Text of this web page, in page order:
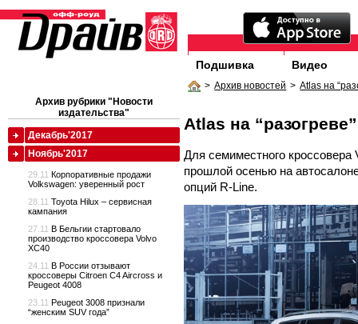
Подшивка Видео
> Архив новостей > Atlas на
Atlas на “разогреве”
Для семиместного кроссовера
прошлой осенью на
опций R-Line.
Архив рубрики "Новости
издательства"
Декабрь'2017
Ноябрь'2017
29.11 Корпоративные продажи
Volkswagen: уверенный рост
28.11 Toyota Hilux – сервисная
кампания
27.11 В Бельгии стартовало
производство кроссовера Volvo
XC40
24.11 В России отзывают
кроссоверы Citroen C4 Aircross и
Peugeot 4008
23.11 Peugeot 3008 признали
“женским SUV года”